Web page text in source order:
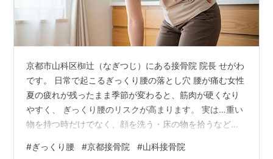
京都市山科区椥辻（なぎつじ）にある接骨院 院長 せがわ
です。 日常で起こるぎっくり腰の落とし穴 腰が痛む女性
夏の疲れが残ったまま季節が変わると、筋肉が硬くなり
やすく、 ぎっくり腰のリスクが高まります。 実は…重い
物を持つ時だけでなく、顔を洗う・床の物を拾うなどの
ストレッチは難しいので、股関節をほぐすストレッチで
#ぎっくり腰 #京都接骨院 #山科接骨院